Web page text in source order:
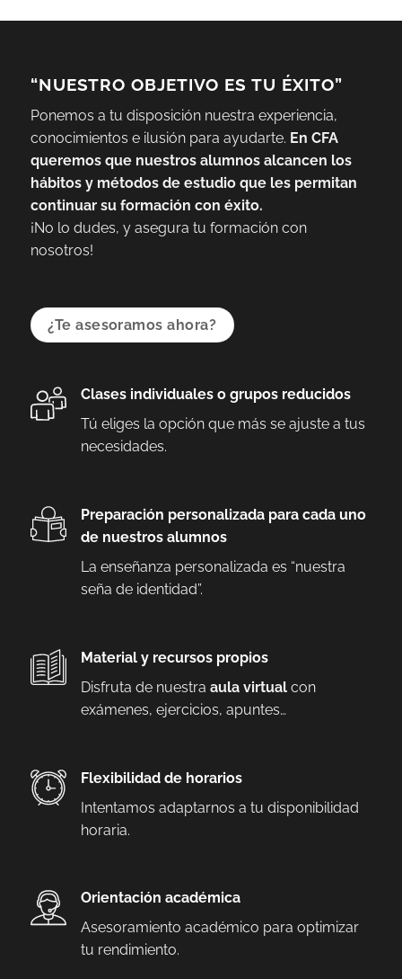
“NUESTRO OBJETIVO ES TU ÉXITO”
Ponemos a tu disposición nuestra experiencia,
conocimientos e ilusión para ayudarte. En CFA
queremos que nuestros alumnos alcancen los
hábitos y métodos de estudio que les permitan
continuar su formación con éxito.
¡No lo dudes, y asegura tu formación con
nosotros!
¿Te asesoramos ahora?
Clases individuales o grupos reducidos
Tú eliges la opción que más se ajuste a tus
necesidades.
Preparación personalizada para cada uno
de nuestros alumnos
La enseñanza personalizada es “nuestra
seña de identidad”.
Material y recursos propios
Disfruta de nuestra aula virtual con
exámenes, ejercicios, apuntes…
Flexibilidad de horarios
Intentamos adaptarnos a tu disponibilidad
horaria.
Orientación académica
Asesoramiento académico para optimizar
tu rendimiento.